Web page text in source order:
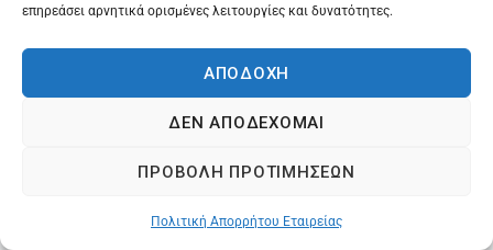
επηρεάσει αρνητικά ορισμένες λειτουργίες και δυνατότητες.
ΑΠΟΔΟΧΗ
ΔΕΝ ΑΠΟΔΕΧΟΜΑΙ
ΠΡΟΒΟΛΗ ΠΡΟΤΙΜΗΣΕΩΝ
Πολιτική Απορρήτου Εταιρείας